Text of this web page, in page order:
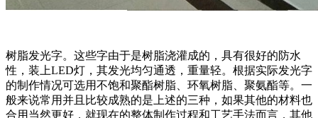
树脂发光字。这些字由于是树脂浇灌成的，具有很好的防水
性，装上LED灯，其发光均匀通透，重量轻。根据实际发光字
的制作情况可选用不饱和聚酯树脂、环氧树脂、聚氨酯等。一
般来说常用并且比较成熟的是上述的三种，如果其他的材料也
合用当然更好，就现在的整体制作过程和工艺手法而言，其他